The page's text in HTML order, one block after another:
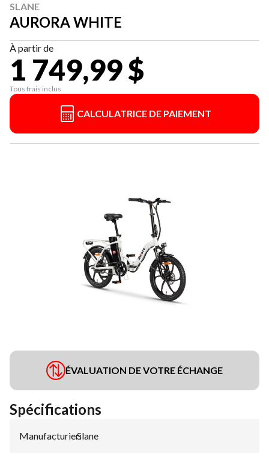
SLANE
AURORA WHITE
À partir de
1 749,99 $
Tous frais inclus
CALCULATRICE DE PAIEMENT
ÉVALUATION DE VOTRE ÉCHANGE
Spécifications
Manufacturier:
Slane